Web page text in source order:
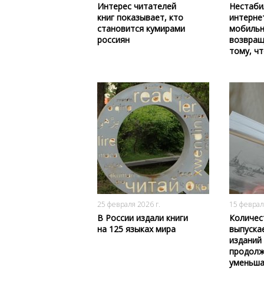
Интерес читателей
книг показывает, кто
становится кумирами
россиян
тому,
25 февраля 2026 г.
В России издали книги
на 125 языках мира
211
0
15